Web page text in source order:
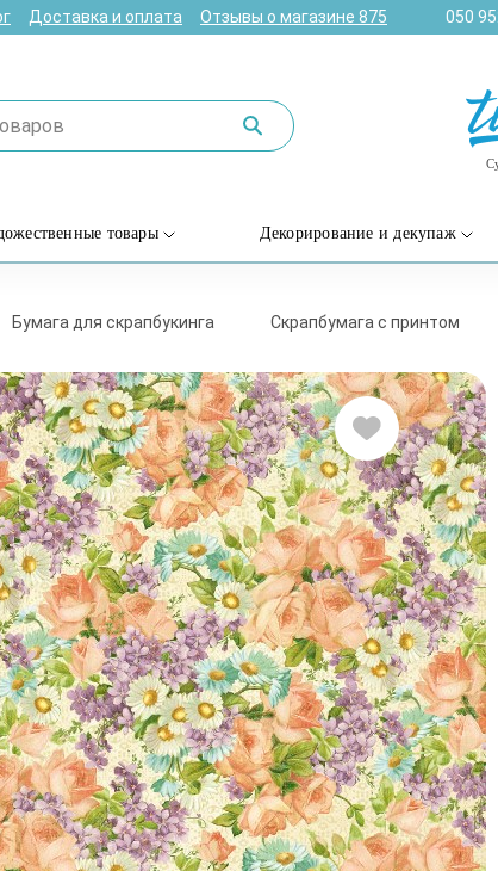
Доставка и оплата Отзывы о магазине 875 050
товары Декорирование и декупаж
Бумага для скрапбукинга Скрапбумага с принтом